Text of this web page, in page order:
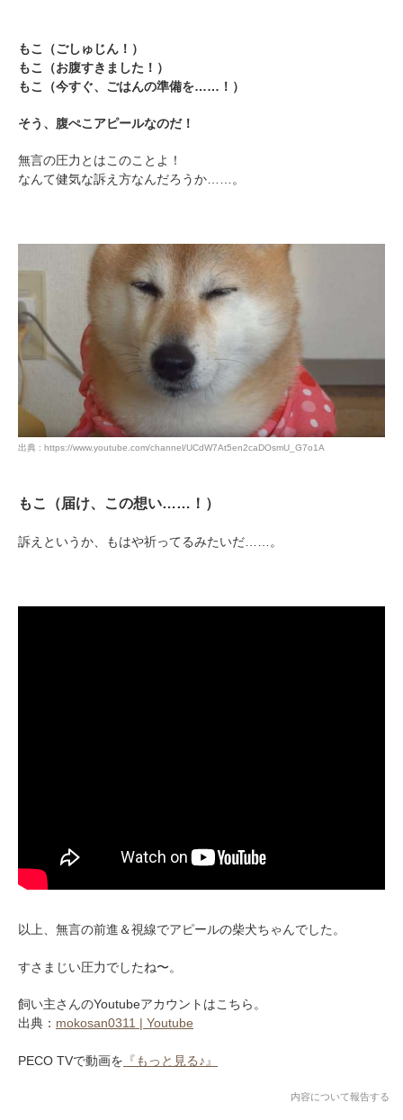
もこ（ごしゅじん！）
もこ（お腹すきました！）
もこ（今すぐ、ごはんの準備を……！）
そう、腹ぺこアピールなのだ！
無言の圧力とはこのことよ！
なんて健気な訴え方なんだろうか……。
出典 : https://www.youtube.com/channel/UCdW7At5en2caDOsmU_G7o1A
もこ（届け、この想い……！）
訴えというか、もはや祈ってるみたいだ……。
以上、無言の前進＆視線でアピールの柴犬ちゃんでした。
すさまじい圧力でしたね〜。
飼い主さんのYoutubeアカウントはこちら。
出典： mokosan0311 | Youtube
PECO TVで動画を 『もっと見る♪』
内容について報告する
閉じる
pecodogs
pecocats
PECOアプリをダウンロード済みの方
アプリで開く